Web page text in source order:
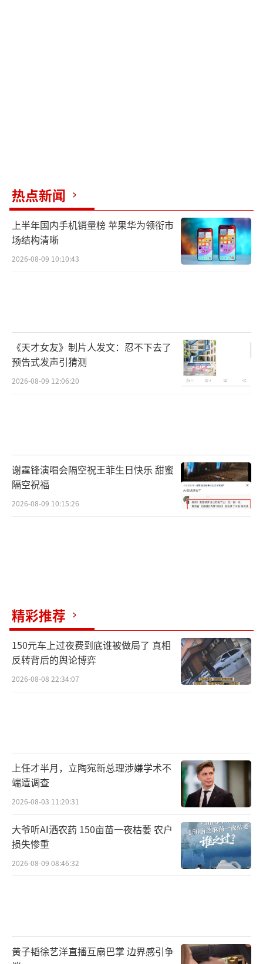
热点新闻
上半年国内手机销量榜 苹果华为领衔市
场结构清晰
2026-08-09 10:10:43
《天才女友》制片人发文：忍不下去了
预告式发声引猜测
2026-08-09 12:06:20
谢霆锋演唱会隔空祝王菲生日快乐 甜蜜
隔空祝福
2026-08-09 10:15:26
精彩推荐
150元车上过夜费到底谁被做局了 真相
反转背后的舆论博弈
2026-08-08 22:34:07
上任才半月，立陶宛新总理涉嫌学术不
端遭调查
2026-08-03 11:20:31
大爷听AI洒农药 150亩苗一夜枯萎 农户
损失惨重
2026-08-09 08:46:32
黄子韬徐艺洋直播互扇巴掌 边界感引争